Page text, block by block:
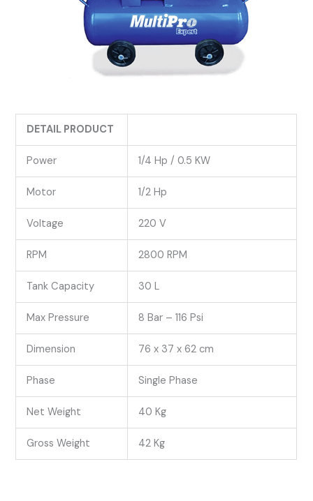
DETAIL PRODUCT
Power 1/4 Hp / 0.5 KW
Motor 1/2 Hp
Voltage 220 V
RPM 2800 RPM
Tank Capacity 30 L
Max Pressure 8 Bar – 116 Psi
Dimension 76 x 37 x 62 cm
Phase Single Phase
Net Weight 40 Kg
Gross Weight 42 Kg